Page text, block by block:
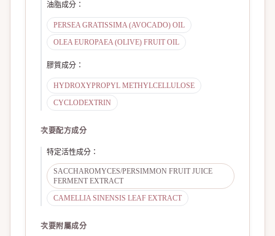
油脂成分 ：
PERSEA GRATISSIMA (AVOCADO) OIL
OLEA EUROPAEA (OLIVE) FRUIT OIL
膠質成分 ：
HYDROXYPROPYL METHYLCELLULOSE
CYCLODEXTRIN
次要配方成分
特定活性成分 ：
SACCHAROMYCES/PERSIMMON FRUIT JUICE
FERMENT EXTRACT
CAMELLIA SINENSIS LEAF EXTRACT
次要附屬成分